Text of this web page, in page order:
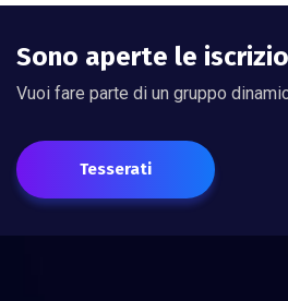
Sono aperte le
Vuoi fare parte di un gruppo
Tesserati